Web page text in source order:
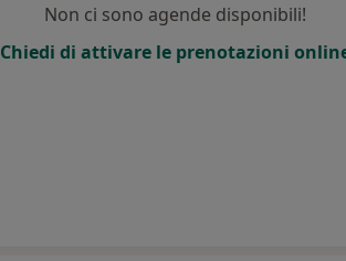
Non ci sono agende disponibili!
Chiedi di attivare le prenotazioni